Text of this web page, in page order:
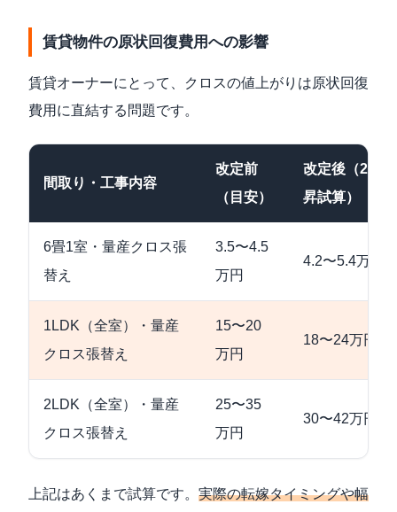
賃貸物件の原状回復費用への影響
賃貸オーナーにとって、クロスの値上がりは原状回復
費用に直結する問題です。
間取り・工事内容
改定前
（目安）
改定後（20%
昇試算）
6畳1室・量産クロス張
替え
3.5〜4.5
万円
4.2〜5.4万円
1LDK（全室）・量産
クロス張替え
15〜20
万円
18〜24万円
2LDK（全室）・量産
クロス張替え
25〜35
万円
30〜42万円
上記はあくまで試算です。 実際の転嫁タイミングや幅